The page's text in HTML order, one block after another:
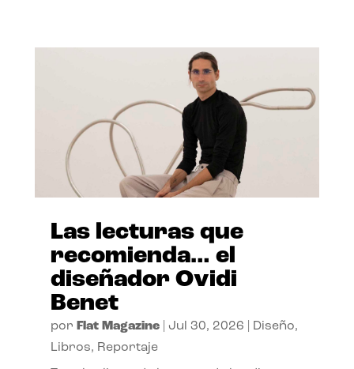
Las lecturas que
recomienda… el
diseñador Ovidi
Benet
por Flat Magazine| Jul 30, 2026 Diseño,
Libros, Reportaje